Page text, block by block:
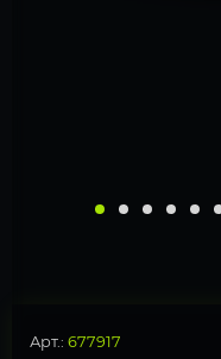
Арт.: 677917